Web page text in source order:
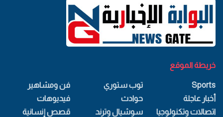
خريطة الموقع
Sports
أخبار عاجلة
اتصالات وتكنولوجيا
توب ستوري
حوادث
سوشيال وترند
فن ومشاهير
فيديوهات
قصص إنسانية